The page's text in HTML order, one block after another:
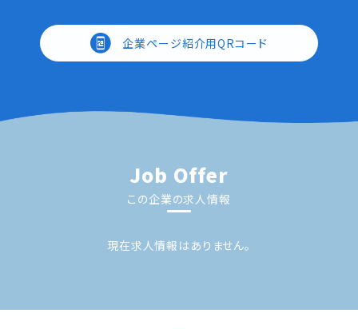
企業ページ紹介用QRコード
Job Offer
この企業の求人情報
現在求人情報はありません。